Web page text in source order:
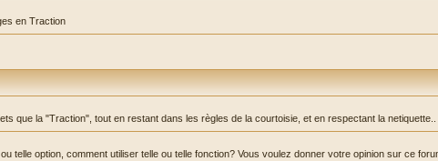
en Traction
que la "Traction", tout en restant dans les règles de la courtoisie, et en respectant la netiquette..
telle option, comment utiliser telle ou telle fonction? Vous voulez donner votre opinion sur ce